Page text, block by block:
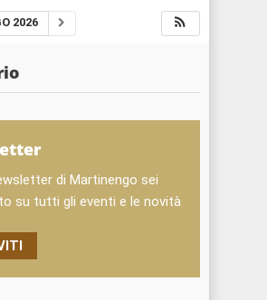
2026
di Martinengo sei
su tutti gli eventi e le novità